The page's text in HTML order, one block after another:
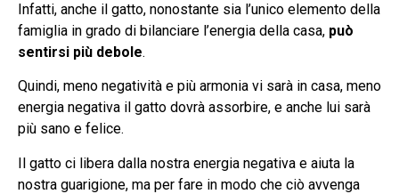
Infatti, anche il gatto, nonostante sia l’unico elemento della
famiglia in grado di bilanciare l’energia della casa, può
sentirsi più debole.
Quindi, meno negatività e più armonia vi sarà in casa, meno
energia negativa il gatto dovrà assorbire, e anche lui sarà
più sano e felice.
Il gatto ci libera dalla nostra energia negativa e aiuta la
nostra guarigione, ma per fare in modo che ciò avvenga